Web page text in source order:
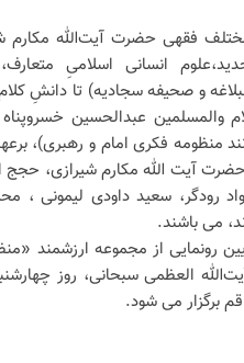
مختلف فقهی حضرت آیت‌الله
انسانی اسلامیِ
و صحیفه سجادیه) تا دانشِ
والمسلمین عبدالحسین
منظومه فکری امام و رهبری)،
حضرت آیت الله مکارم شیرازی،
رودگر، سعید داودی لیمونی
می باشند.
رونمایی از مجموعه ارزشمند
برگزار می شود.